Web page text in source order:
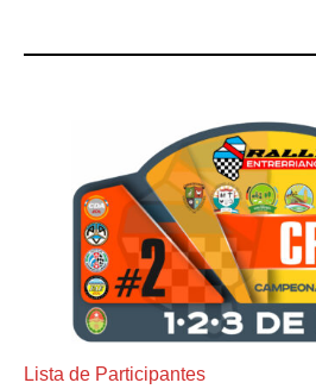
Lista de Participantes